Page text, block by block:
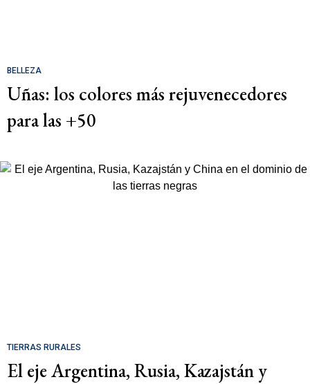
BELLEZA
Uñas: los colores más rejuvenecedores
para las +50
TIERRAS RURALES
El eje Argentina, Rusia, Kazajstán y